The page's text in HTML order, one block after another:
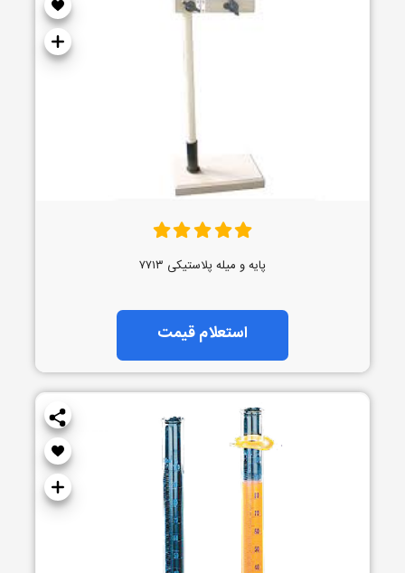
پایه و میله پلاستیکی ۷۷۱۳
استعلام قیمت